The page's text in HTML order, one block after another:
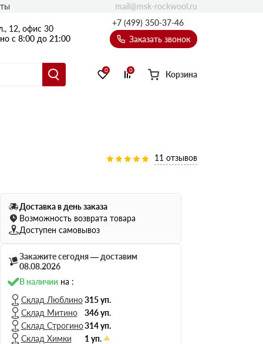
12, офис 30
с 8:00 до 21:00
+7 (499) 350-37-46
Заказать звонок
Ультратонкий
75 мм
100 мм
Н Оптима
Д Оптима
В Оптима
Д Стандарт
Н Экстра
Балкон
Эсктра
Оптима
0 0 Корзина
mail@msk-rockwool.ru
11 отзывов
Доставка в день заказа
Возможность возврата товара
Доступен самовывоз
Закажите сегодня — доставим
08.08.2026
В наличиина :
Склад Люблино 315 уп.
Склад Митино
346 уп.
Склад Строгино314 уп.
Склад Химки
1 уп.